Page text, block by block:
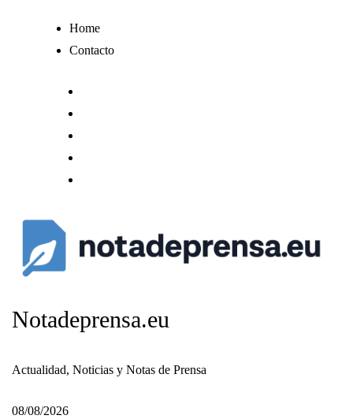
Home
Contacto
Notadeprensa.eu
Actualidad, Noticias y Notas de Prensa
08/08/2026